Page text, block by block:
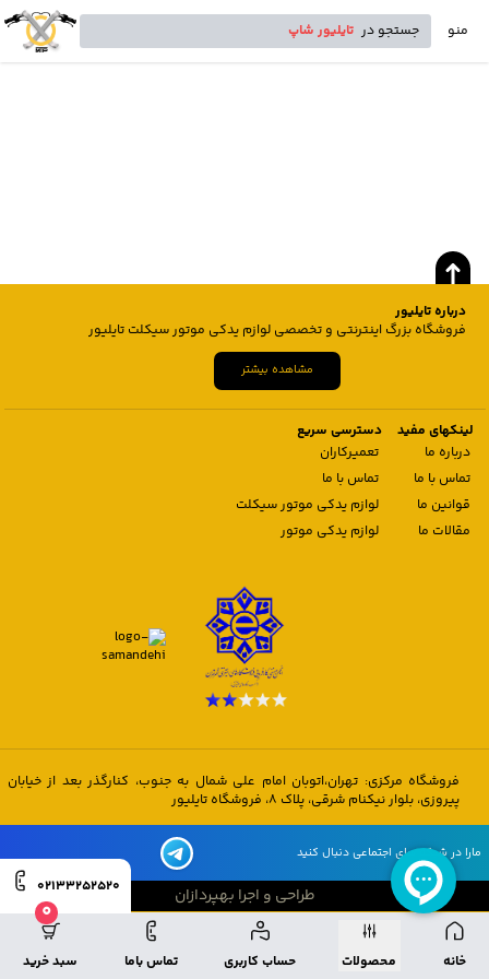
منو جستجو در تایلیور شاپ
خانه محصولات حساب کاربری تماس باما
0
سبد خرید
02133252520
درباره تایلیور
فروشگاه بزرگ اینترنتی و تخصصی لوازم یدکی موتور سیکلت تایلیور
مشاهده بیشتر
لینکهای مفید
درباره ما
تماس با ما
قوانین ما
مقالات ما
دسترسی سریع
تعمیرکاران
تماس با ما
لوازم یدکی موتور سیکلت
لوازم یدکی موتور
فروشگاه مرکزی: تهران،اتوبان امام علی شمال به جنوب، کنارگذر بعد از خیابان
پیروزی، بلوار نیکنام شرقی، پلاک 8، فروشگاه تایلیور
مارا در شبکه های اجتماعی دنبال کنید
طراحی و اجرا بهپردازان
طراحی و اجرا بهپردازان